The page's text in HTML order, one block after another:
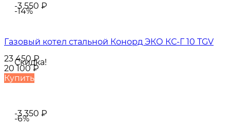
-3 550 ₽
-14%
Скидка!
-3 350 ₽
Газовый котел стальной Конорд ЭКО КС-Г 10 TGV
23 450₽
20 100₽
Купить
-6%